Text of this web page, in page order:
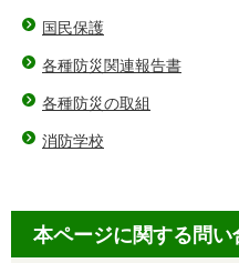
国民保護
各種防災関連報告書
各種防災の取組
消防学校
本ページに関する問い